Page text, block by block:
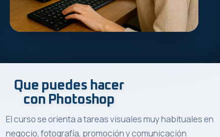
Que puedes hacer
con Photoshop
El curso se orienta a tareas visuales muy habituales en
negocio, fotografía, promoción y comunicación